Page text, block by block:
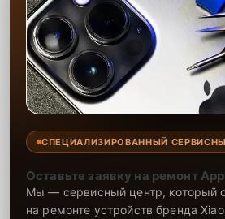
СПЕЦИАЛИЗИРОВАННЫЙ
Оставьте заявку на ремонт
Мы — сервисный центр, который
на ремонте устройств бренда